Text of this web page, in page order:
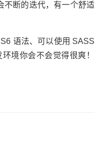
不断的迭代，有一个舒适
语法、可以使用 SASS
境你会不会觉得很爽！